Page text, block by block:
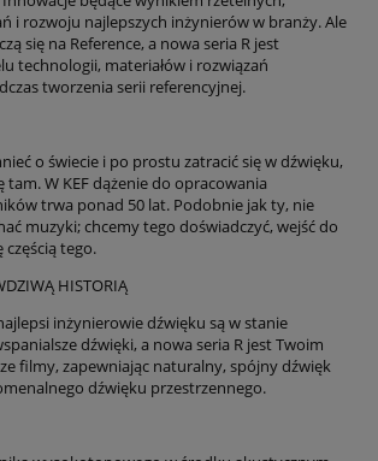
i rozwoju najlepszych inżynierów w branży. Ale
się na Reference, a nowa seria R jest
technologii, materiałów i rozwiązań
tworzenia serii referencyjnej.
o świecie i po prostu zatracić się w dźwięku,
tam. W KEF dążenie do opracowania
trwa ponad 50 lat. Podobnie jak ty, nie
muzyki; chcemy tego doświadczyć, wejść do
częścią tego.
HISTORIĄ
inżynierowie dźwięku są w stanie
dźwięki, a nowa seria R jest Twoim
filmy, zapewniając naturalny, spójny dźwięk
dźwięku przestrzennego.